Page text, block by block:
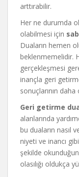
arttırabilir.
Her ne durumda
olabilmesi için
Duaların hemen
beklenmemelidir.
gerçekleşmesi
inançla geri
sonuçlarının
Geri getirme
alanlarında
bu duaların nasıl
niyeti ve inancı
şekilde
olasılığı oldukça